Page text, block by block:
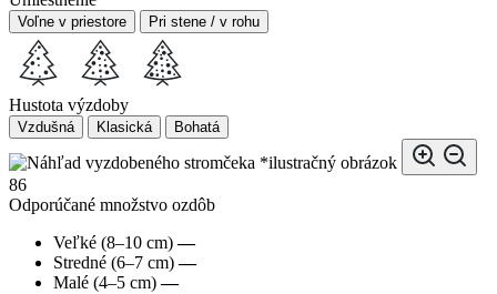
Voľne v priestore Pri stene / v rohu
Hustota výzdoby
Vzdušná Klasická Bohatá
*ilustračný obrázok
86
Odporúčané množstvo ozdôb
Veľké (8–10 cm) —
Stredné (6–7 cm) —
Malé (4–5 cm) —